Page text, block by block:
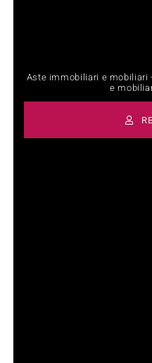
Aste immobiliari e mobiliari
e